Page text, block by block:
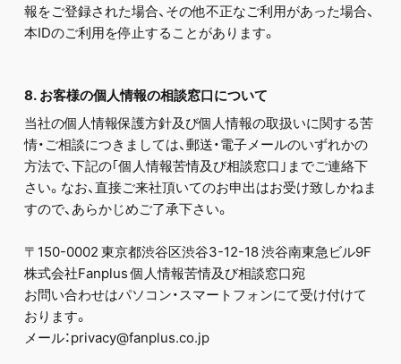
報をご登録された場合、その他不正なご利用があった場合、
本IDのご利用を停止することがあります。
8. お客様の個人情報の相談窓口について
当社の個人情報保護方針及び個人情報の取扱いに関する苦
情・ご相談につきましては、郵送・電子メールのいずれかの
方法で、下記の｢個人情報苦情及び相談窓口｣までご連絡下
さい。なお、直接ご来社頂いてのお申出はお受け致しかねま
すので、あらかじめご了承下さい。
〒150-0002 東京都渋谷区渋谷3-12-18 渋谷南東急ビル9F
株式会社Fanplus 個人情報苦情及び相談窓口宛
お問い合わせはパソコン・スマートフォンにて受け付けて
おります。
メール：privacy@fanplus.co.jp